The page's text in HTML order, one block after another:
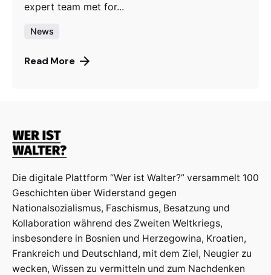
expert team met for...
News
Read More
Die digitale Plattform “Wer ist Walter?” versammelt 100
Geschichten über Widerstand gegen
Nationalsozialismus, Faschismus, Besatzung und
Kollaboration während des Zweiten Weltkriegs,
insbesondere in Bosnien und Herzegowina, Kroatien,
Frankreich und Deutschland, mit dem Ziel, Neugier zu
wecken, Wissen zu vermitteln und zum Nachdenken